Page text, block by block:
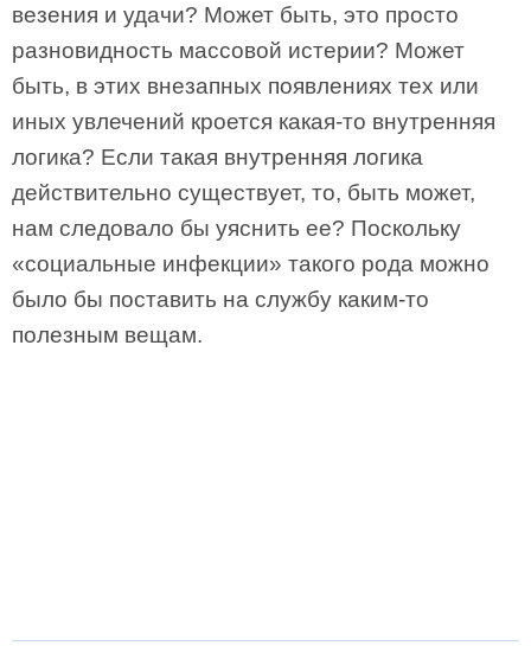
везения и удачи? Может быть, это просто
разновидность массовой истерии? Может
быть, в этих внезапных появлениях тех или
иных увлечений кроется какая-то внутренняя
логика? Если такая внутренняя логика
действительно существует, то, быть может,
нам следовало бы уяснить ее? Поскольку
«социальные инфекции» такого рода можно
было бы поставить на службу каким-то
полезным вещам.